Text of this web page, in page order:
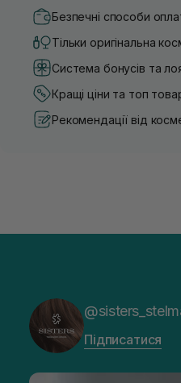
Безпечні способи
Тільки оригінальна
Система бонусів та
Кращі ціни та топ
Рекомендації від
Підписатися